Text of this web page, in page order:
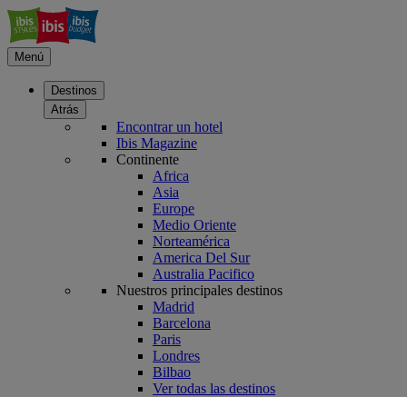
Menú
Destinos
Atrás
Encontrar un hotel
Ibis Magazine
Continente
Africa
Asia
Europe
Medio Oriente
Norteamérica
America Del Sur
Australia Pacifico
Nuestros principales destinos
Madrid
Barcelona
Paris
Londres
Bilbao
Ver todas las destinos